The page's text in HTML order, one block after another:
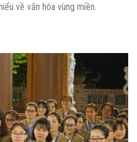
về văn hóa vùng miền.